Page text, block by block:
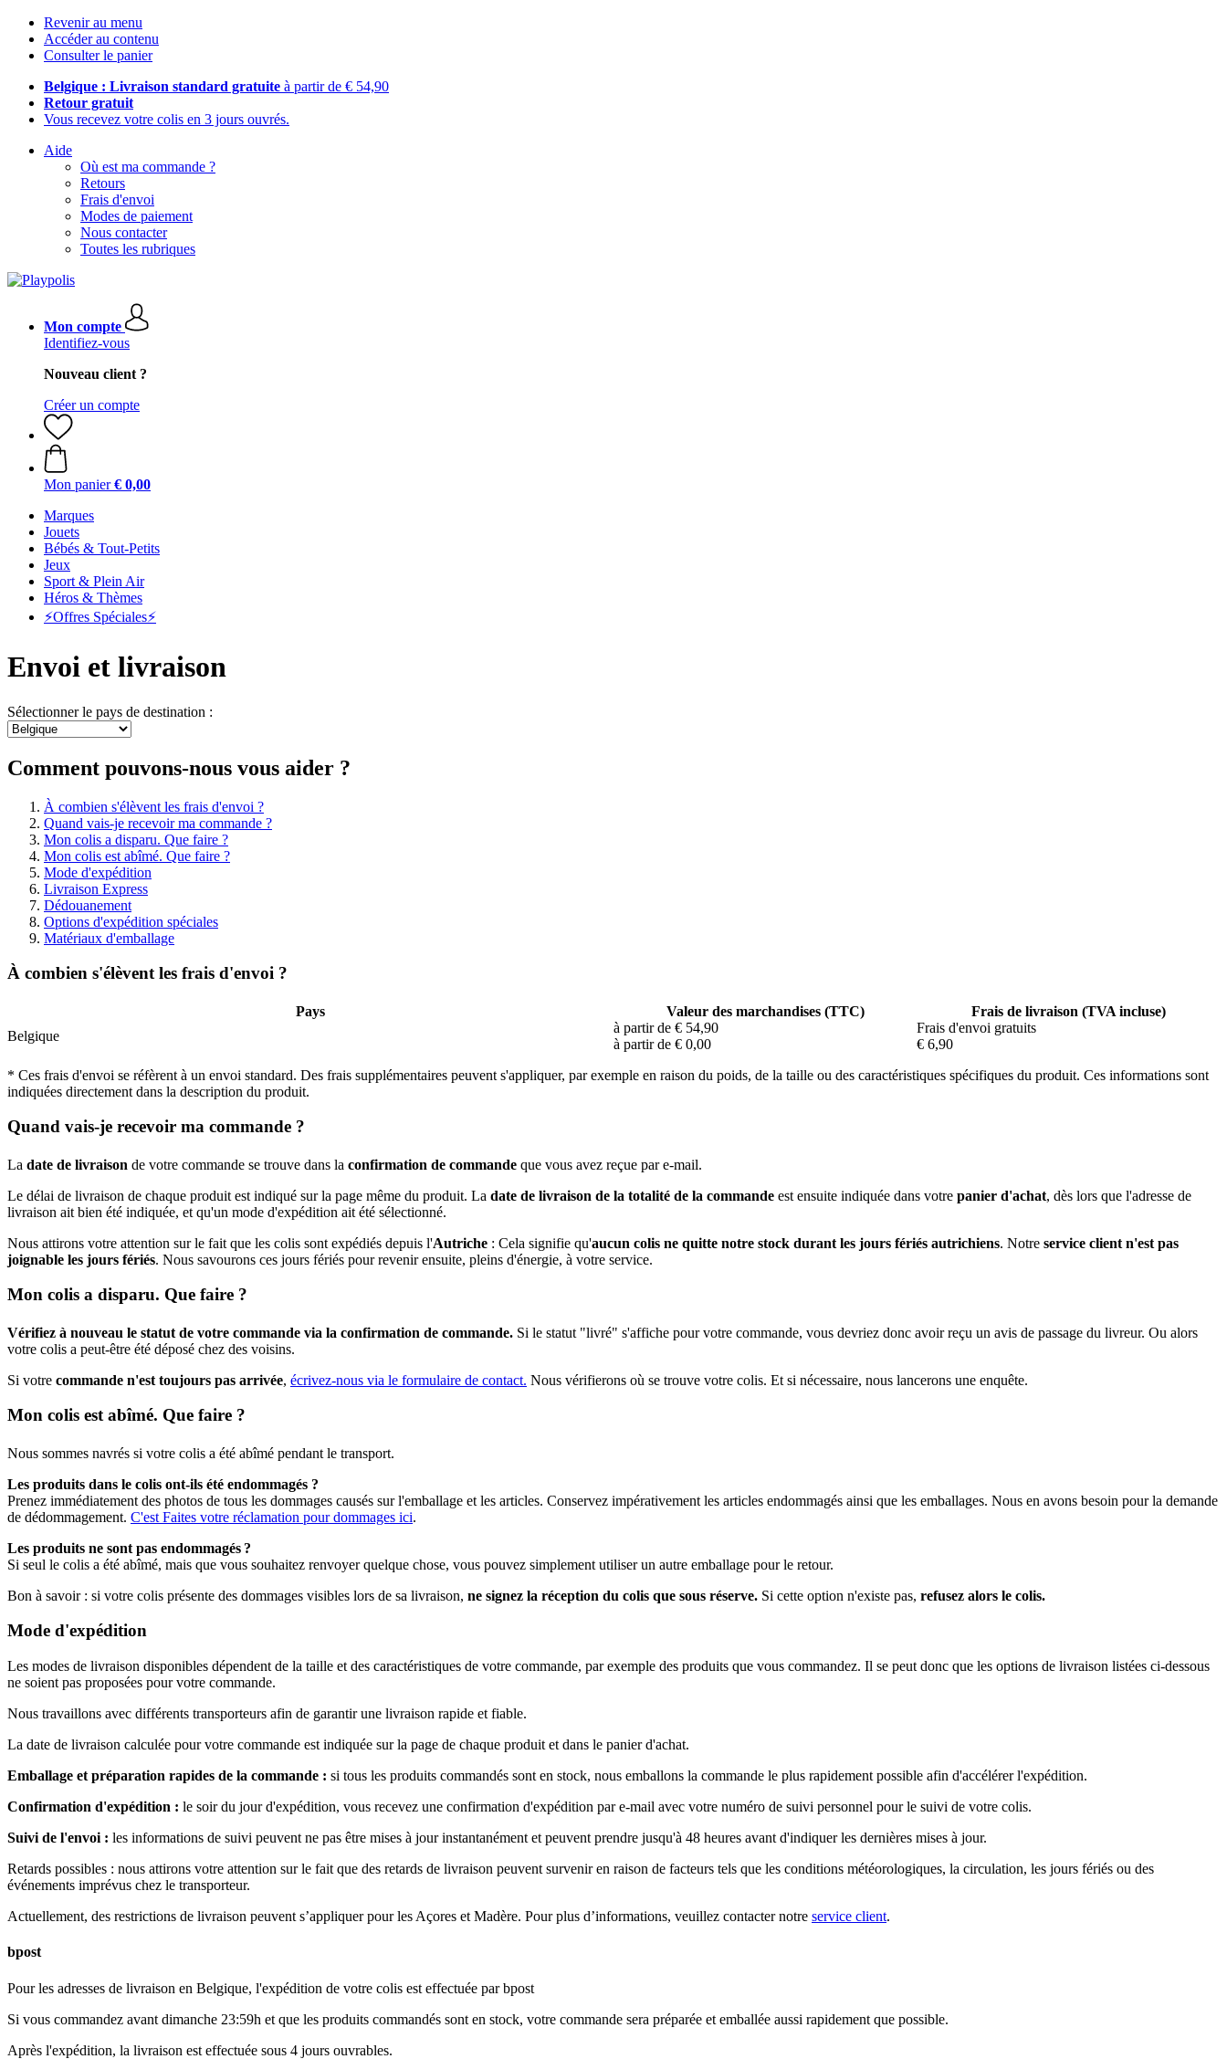
Revenir au menu
Accéder au contenu
Consulter le panier
Belgique : Livraison standard gratuite à partir de € 54,90
Retour gratuit
Vous recevez votre colis en 3 jours ouvrés.
Aide
Où est ma commande ?
Retours
Frais d'envoi
Modes de paiement
Nous contacter
Toutes les rubriques
Mon compte
Identifiez-vous
Nouveau client ?
Créer un compte
Mon panier € 0,00
Marques
Jouets
Bébés & Tout-Petits
Jeux
Sport & Plein Air
Héros & Thèmes
⚡️Offres Spéciales⚡️
Envoi et livraison
Sélectionner le pays de destination :
Comment pouvons-nous vous aider ?
À combien s'élèvent les frais d'envoi ?
Quand vais-je recevoir ma commande ?
Mon colis a disparu. Que faire ?
Mon colis est abîmé. Que faire ?
Mode d'expédition
Livraison Express
Dédouanement
Options d'expédition spéciales
Matériaux d'emballage
À combien s'élèvent les frais d'envoi ?
Pays Valeur des marchandises (TTC)
Frais de livraison (TVA incluse)
Belgique
à partir de € 54,90
Frais d'envoi gratuits
à partir de € 0,00
€ 6,90
* Ces frais d'envoi se réfèrent à un envoi standard. Des frais supplémentaires peuvent s'appliquer, par exemple en raison du poids, de la taille ou des caractéristiques spécifiques du produit. Ces informations sont
indiquées directement dans la description du produit.
Quand vais-je recevoir ma commande ?
La date de livraison de votre commande se trouve dans la confirmation de commande que vous avez reçue par e-mail.
Le délai de livraison de chaque produit est indiqué sur la page même du produit. La date de livraison de la totalité de la commande est ensuite indiquée dans votre panier d'achat, dès lors que l'adresse de
livraison ait bien été indiquée, et qu'un mode d'expédition ait été sélectionné.
Nous attirons votre attention sur le fait que les colis sont expédiés depuis l'Autriche : Cela signifie qu'aucun colis ne quitte notre stock durant les jours fériés autrichiens. Notre service client n'est pas
joignable les jours fériés. Nous savourons ces jours fériés pour revenir ensuite, pleins d'énergie, à votre service.
Mon colis a disparu. Que faire ?
Vérifiez à nouveau le statut de votre commande via la confirmation de commande. Si le statut "livré" s'affiche pour votre commande, vous devriez donc avoir reçu un avis de passage du livreur. Ou alors
votre colis a peut-être été déposé chez des voisins.
Si votre commande n'est toujours pas arrivée, écrivez-nous via le formulaire de contact. Nous vérifierons où se trouve votre colis. Et si nécessaire, nous lancerons une enquête.
Mon colis est abîmé. Que faire ?
Nous sommes navrés si votre colis a été abîmé pendant le transport.
Les produits dans le colis ont-ils été endommagés ?
Prenez immédiatement des photos de tous les dommages causés sur l'emballage et les articles. Conservez impérativement les articles endommagés ainsi que les emballages. Nous en avons besoin pour la demande
de dédommagement. C'est Faites votre réclamation pour dommages ici.
Les produits ne sont pas endommagés ?
Si seul le colis a été abîmé, mais que vous souhaitez renvoyer quelque chose, vous pouvez simplement utiliser un autre emballage pour le retour.
Bon à savoir : si votre colis présente des dommages visibles lors de sa livraison, ne signez la réception du colis que sous réserve. Si cette option n'existe pas, refusez alors le colis.
Mode d'expédition
Les modes de livraison disponibles dépendent de la taille et des caractéristiques de votre commande, par exemple des produits que vous commandez. Il se peut donc que les options de livraison listées ci-dessous
ne soient pas proposées pour votre commande.
Nous travaillons avec différents transporteurs afin de garantir une livraison rapide et fiable.
La date de livraison calculée pour votre commande est indiquée sur la page de chaque produit et dans le panier d'achat.
Emballage et préparation rapides de la commande : si tous les produits commandés sont en stock, nous emballons la commande le plus rapidement possible afin d'accélérer l'expédition.
Confirmation d'expédition : le soir du jour d'expédition, vous recevez une confirmation d'expédition par e-mail avec votre numéro de suivi personnel pour le suivi de votre colis.
Suivi de l'envoi : les informations de suivi peuvent ne pas être mises à jour instantanément et peuvent prendre jusqu'à 48 heures avant d'indiquer les dernières mises à jour.
Retards possibles : nous attirons votre attention sur le fait que des retards de livraison peuvent survenir en raison de facteurs tels que les conditions météorologiques, la circulation, les jours fériés ou des
événements imprévus chez le transporteur.
Actuellement, des restrictions de livraison peuvent s’appliquer pour les Açores et Madère. Pour plus d’informations, veuillez contacter notre service client.
bpost
Pour les adresses de livraison en Belgique, l'expédition de votre colis est effectuée par bpost
Si vous commandez avant dimanche 23:59h et que les produits commandés sont en stock, votre commande sera préparée et emballée aussi rapidement que possible.
Après l'expédition, la livraison est effectuée sous 4 jours ouvrables.